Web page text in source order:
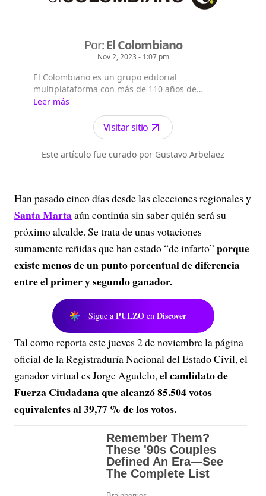
Por:El Colombiano
Nov 2, 2023 - 1:07 pm
El Colombiano es un grupo editorial
multiplataforma con más de 110 años de
existencia. Nació en la ciudad de Medellín en
Antioquia. Fundado el 6 de febrero de 1912 por
Francisco de Paula Pérez, se ha especializado en
la investigación y generación de contenidos
periodísticos para diferentes plataformas en las
que provee a las audiencias de piezas mult...
Leer más
Visitar sitio
Este artículo fue curado por Gustavo Arbelaez
Han pasado cinco días desde las elecciones regionales y
Santa Martaaún continúa sin saber quién será su
próximo alcalde. Se trata de unas votaciones
sumamente reñidas que han estado “de infarto” porque
existe menos de un punto porcentual de diferencia
entre el primer y segundo ganador.
Sigue a PULZO en Discover
Tal como reporta este jueves 2 de noviembre la página
oficial de la Registraduría Nacional del Estado Civil, el
ganador virtual es Jorge Agudelo,el candidato de
Fuerza Ciudadana que alcanzó 85.504 votos
equivalentes al 39,77 % de los votos.